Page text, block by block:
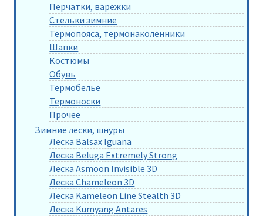
Перчатки, варежки
Стельки зимние
Термопояса, термонаколенники
Шапки
Костюмы
Обувь
Термобелье
Термоноски
Прочее
Зимние лески, шнуры
Леска Balsax Iguana
Леска Beluga Extremely Strong
Леска Asmoon Invisible 3D
Леска Chameleon 3D
Леска Kameleon Line Stealth 3D
Леска Kumyang Antares